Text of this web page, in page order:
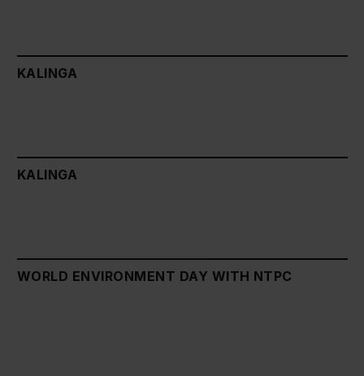
KALINGA
KALINGA
WORLD ENVIRONMENT DAY WITH NTPC